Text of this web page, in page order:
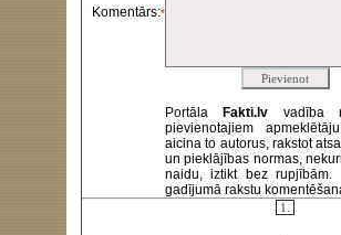
Komentārs:*
Portāla Fakti.lv vadība
pievienotajiem
aicina to autorus, rakstot
un pieklājības normas,
naidu, iztikt bez rupjībām.
gadījumā rakstu
1.